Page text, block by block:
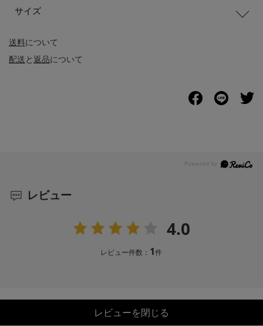
送料について
配送と返品について
サイズ
レビュー
4.0
レビュー件数： 1件
レビューを閉じる